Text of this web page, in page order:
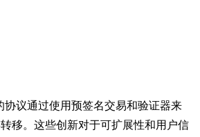
协议通过使用预签名交易和验证器来
移。这些创新对于可扩展性和用户信